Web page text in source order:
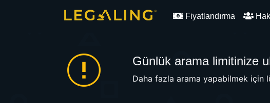
Fiyatlandırma
Günlük arama limitinize
Daha fazla arama yapabilmek için